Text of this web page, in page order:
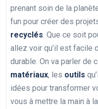
prenant soin de la
fun pour créer des
recyclés. Que ce soit
allez voir qu’il est facile
durable. On va parler de
matériaux, les outils
idées pour transformer
vous à mettre la main à